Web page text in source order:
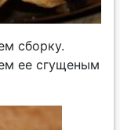
сборку.
ее сгущеным